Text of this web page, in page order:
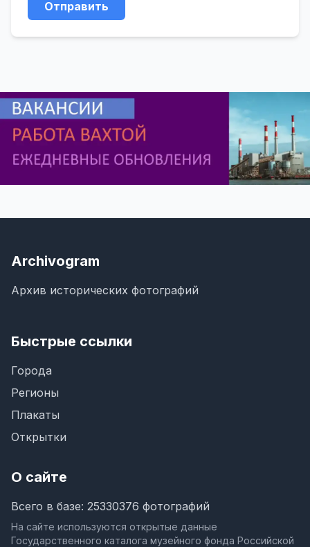
Отправить
Archivogram
Архив исторических фотографий
Быстрые ссылки
Города
Регионы
Плакаты
Открытки
О сайте
Всего в базе: 25330376 фотографий
На сайте используются открытые данные
Государственного каталога музейного фонда Российской